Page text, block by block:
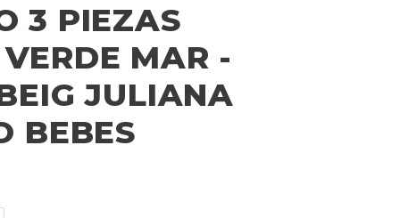
3 PIEZAS
MAR -
JULIANA
BEBES